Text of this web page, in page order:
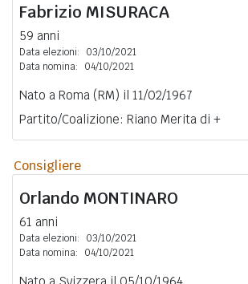
Fabrizio MISURACA
59 anni
Data elezioni:
03/10/2021
Data nomina:
04/10/2021
Nato a Roma (RM) il 11/02/1967
Partito/Coalizione: Riano Merita di +
Consigliere
Orlando MONTINARO
61 anni
Data elezioni:
03/10/2021
Data nomina:
04/10/2021